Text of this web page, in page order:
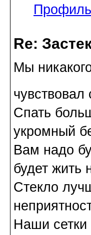
Профиль
Re:
Мы
Спать
укромный
Вам надо
будет жить
Стекло
Наши сетки